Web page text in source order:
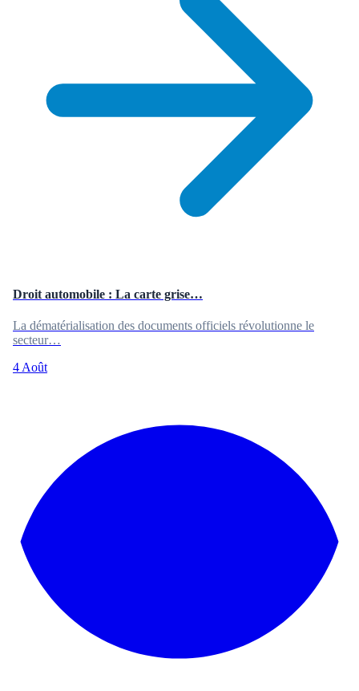
Droit automobile : La carte grise…
La dématérialisation des documents officiels révolutionne le
secteur…
4 Août